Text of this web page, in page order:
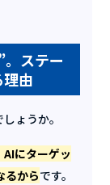
ステー
由
ょうか。
にターゲッ
るからです。